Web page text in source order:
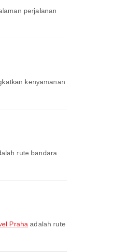
rute bandara
Praha adalah rute